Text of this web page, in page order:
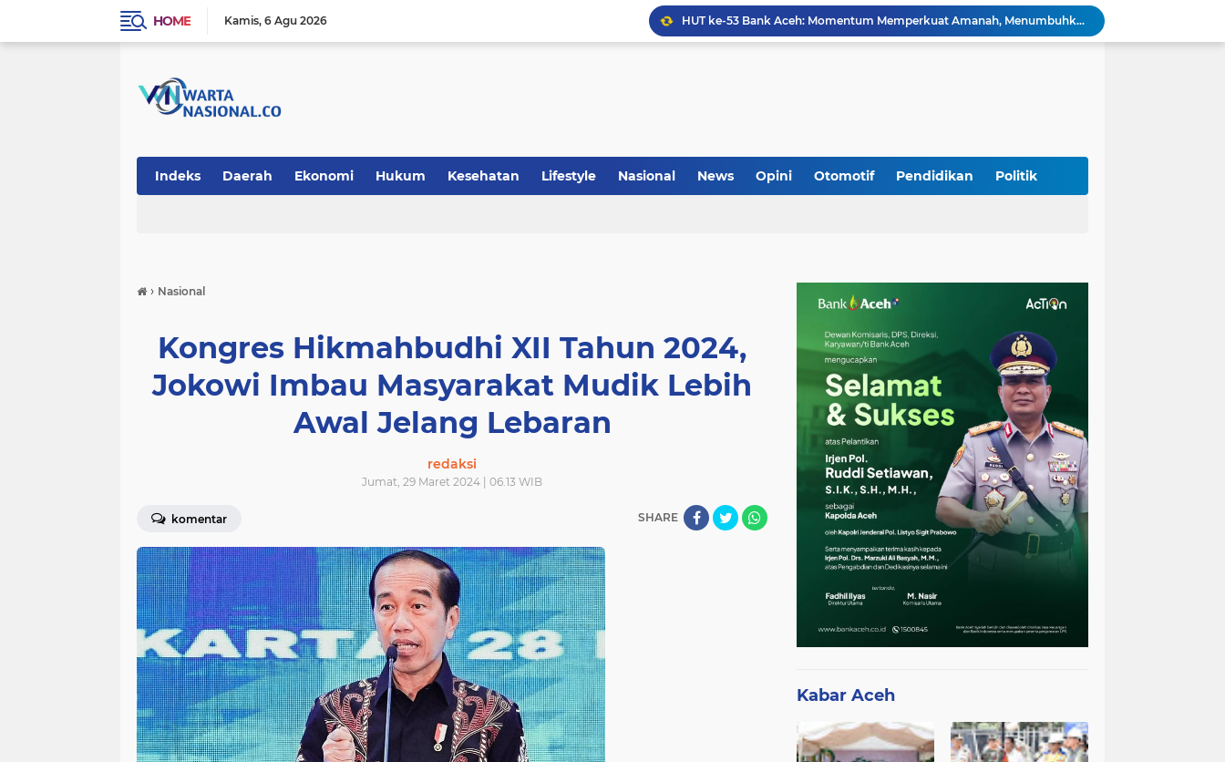
HOME Kamis 6 Agu 2026 HUT ke-53 Bank Aceh: Momentum Memperkuat Amanah, Menumbuhkan Keberkahan Bagi Aceh
Silaturahmi Lintas Sektor di Kuta Alam, TNI–Polri dan Desa Perkokoh Kebersamaan
Babinsa Peukan Bada Hadiri Rapat Lanjutan HUT RI ke-81, Perkuat Sinergi Lintas Sektor
Kapolda Aceh Dampingi Wakil Presiden RI Tinjau Hasil Rehabilitasi dan Rekonstruksi Pascabencana di Desa Kendawi, Gayo Lues
Kak Na Promosi Wisata Surfing dan Hadiri Perayaan HUT 53 tahun BAS Simeulue
Indeks Daerah Ekonomi Hukum Kesehatan Lifestyle Nasional News Opini Otomotif Pendidikan Politik
› Nasional
Kongres Hikmahbudhi XII Tahun 2024,
Jokowi Imbau Masyarakat Mudik Lebih
Awal Jelang Lebaran
redaksi
Jumat, 29 Maret 2024 | 06.13 WIB
komentar SHARE
Kabar Aceh